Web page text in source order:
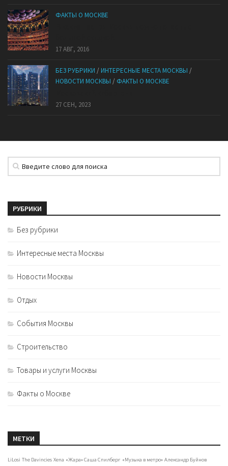
ФАКТЫ О МОСКВЕ
17 АВГ, 2016
БЕЗ РУБРИКИ /ИНТЕРЕСНЫЕ МЕСТА МОСКВЫ /
НОВОСТИ МОСКВЫ / ФАКТЫ О МОСКВЕ
27 СЕН, 2023
РУБРИКИ
Без рубрики
Интересные места Москвы
Новости Москвы
Отдых
События Москвы
Строительство
Товары и услуги Москвы
Факты о Москве
МЕТКИ
LiLosi The Davincies Xena «Жара» Саша Спилберг «Музыка в метро» Александр Буйнов